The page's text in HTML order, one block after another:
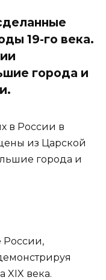
19-го века.
города и
в России в
из Царской
города и
России,
XIX века.